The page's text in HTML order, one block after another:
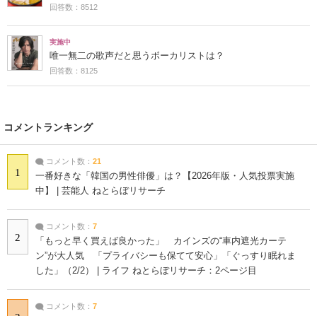
回答数：8512
実施中
唯一無二の歌声だと思うボーカリストは？
回答数：8125
コメントランキング
1
コメント数： 21
一番好きな「韓国の男性俳優」は？【2026年版・人気投票実施
中】 | 芸能人 ねとらぼリサーチ
2
コメント数： 7
「もっと早く買えば良かった」 カインズの“車内遮光カーテ
ン”が大人気 「プライバシーも保てて安心」「ぐっすり眠れま
した」（2/2） | ライフ ねとらぼリサーチ：2ページ目
コメント数： 7